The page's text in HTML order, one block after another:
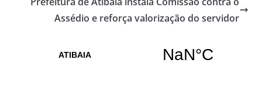
Assédio e reforça valorização do servidor